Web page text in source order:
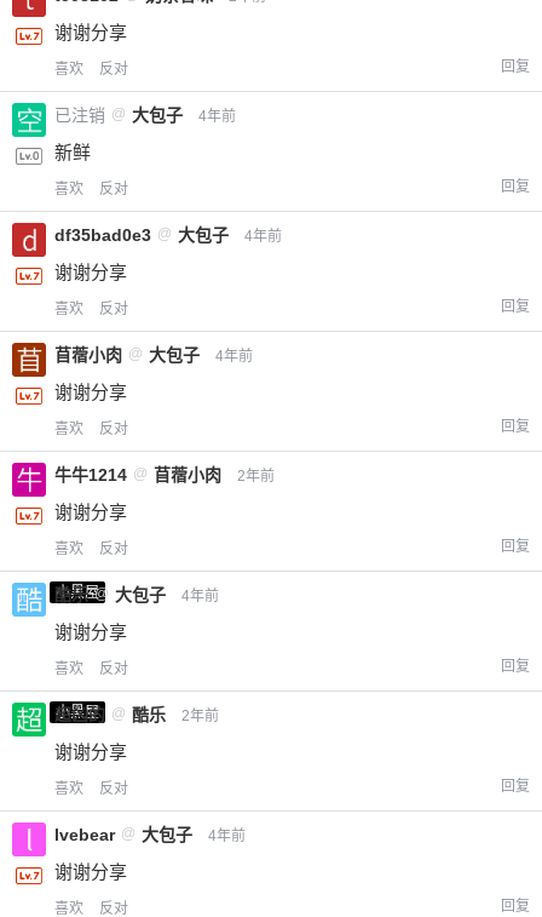
谢谢分享
喜欢 反对 回复
已注销 @ 大包子 4年前
新鲜
喜欢 反对 回复
df35bad0e3 @ 大包子 4年前
谢谢分享
喜欢 反对 回复
苜蓿小肉 @ 大包子 4年前
谢谢分享
喜欢 反对 回复
牛牛1214 @ 苜蓿小肉 2年前
谢谢分享
喜欢 反对 回复
小黑屋
酷乐 @ 大包子 4年前
谢谢分享
喜欢 反对 回复
小黑屋
超凶的 @ 酷乐 2年前
谢谢分享
喜欢 反对 回复
lvebear @ 大包子 4年前
谢谢分享
喜欢 反对 回复